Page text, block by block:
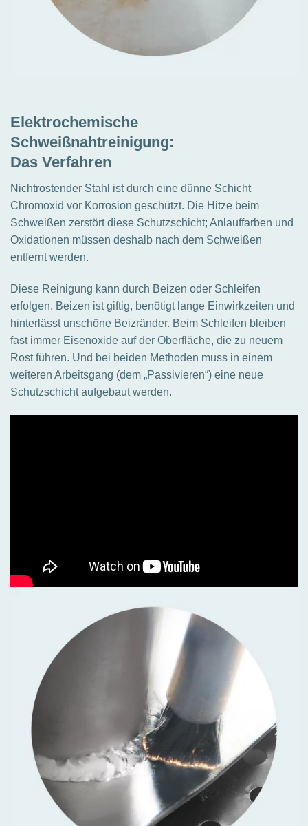
Elektrochemische
Schweißnahtreinigung:
Das Verfahren
Nichtrostender Stahl ist durch eine dünne Schicht
Chromoxid vor Korrosion geschützt. Die Hitze beim
Schweißen zerstört diese Schutzschicht; Anlauffarben und
Oxidationen müssen deshalb nach dem Schweißen
entfernt werden.
Diese Reinigung kann durch Beizen oder Schleifen
erfolgen. Beizen ist giftig, benötigt lange Einwirkzeiten und
hinterlässt unschöne Beizränder. Beim Schleifen bleiben
fast immer Eisenoxide auf der Oberfläche, die zu neuem
Rost führen. Und bei beiden Methoden muss in einem
weiteren Arbeitsgang (dem „Passivieren“) eine neue
Schutzschicht aufgebaut werden.